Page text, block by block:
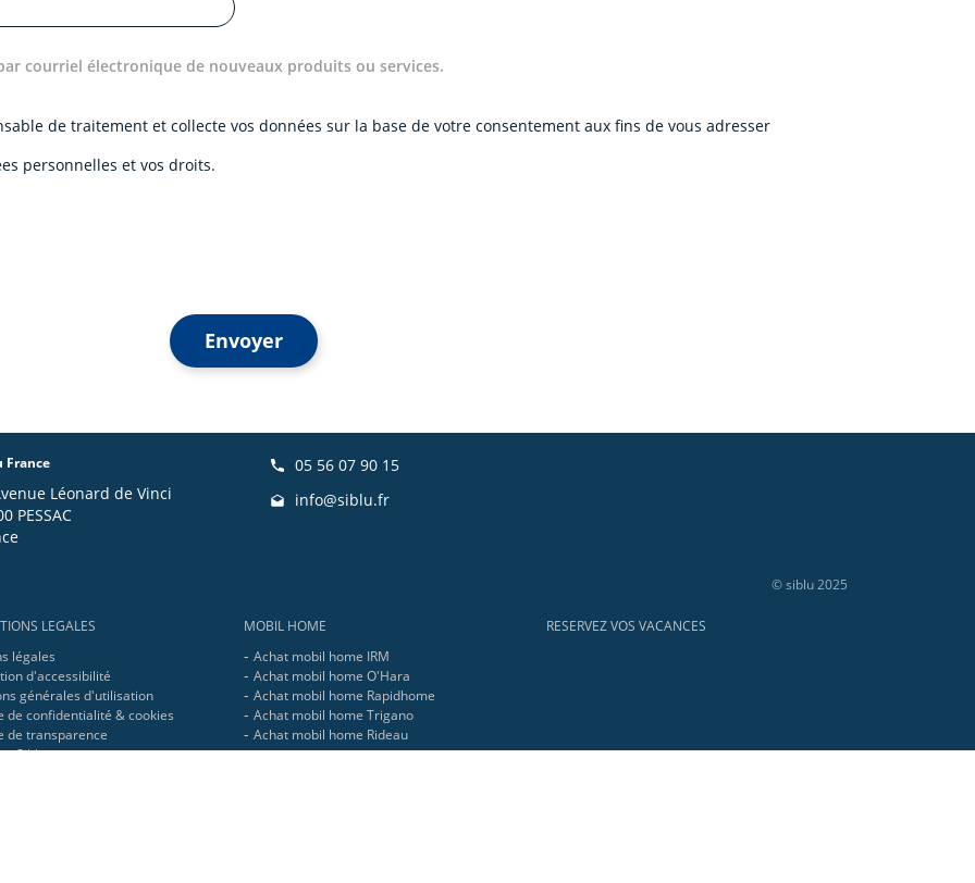
courriel électronique de nouveaux produits ou services.
de traitement et collecte vos données sur la base de votre consentement aux fins de vous adresser
personnelles et vos droits.
Envoyer
France
Léonard de Vinci
PESSAC
05 56 07 90 15
info@siblu.fr
© siblu 2025
LEGALES
légales
d'accessibilité
générales d'utilisation
de confidentialité & cookies
de transparence
Siblu
MOBIL HOME
Achat mobil home IRM
Achat mobil home O'Hara
Achat mobil home Rapidhome
Achat mobil home Trigano
Achat mobil home Rideau
RESERVEZ VOS VACANCES